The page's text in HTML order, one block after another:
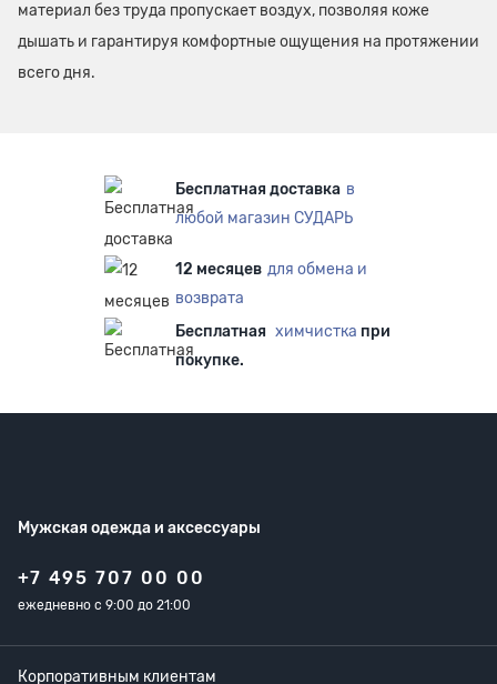
материал без труда пропускает воздух, позволяя коже
дышать и гарантируя комфортные ощущения на протяжении
всего дня.
Бесплатная доставка в
любой магазин СУДАРЬ
12 месяцев для обмена и
возврата
Бесплатная химчистка при
покупке.
Мужская одежда и аксессуары
+7 495 707 00 00
ежедневно с 9:00 до 21:00
Корпоративным клиентам